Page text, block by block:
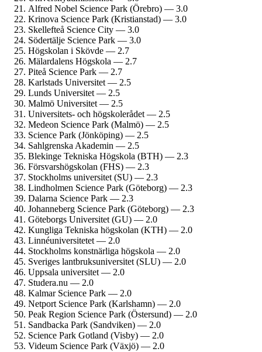
Alfred Nobel Science Park (Örebro) — 3.0
Krinova Science Park (Kristianstad) — 3.0
Skellefteå Science City — 3.0
Södertälje Science Park — 3.0
Högskolan i Skövde — 2.7
Mälardalens Högskola — 2.7
Piteå Science Park — 2.7
Karlstads Universitet — 2.5
Lunds Universitet — 2.5
Malmö Universitet — 2.5
Universitets- och högskolerådet — 2.5
Medeon Science Park (Malmö) — 2.5
Science Park (Jönköping) — 2.5
Sahlgrenska Akademin — 2.5
Blekinge Tekniska Högskola (BTH) — 2.3
Försvars­högskolan (FHS) — 2.3
Stockholms universitet (SU) — 2.3
Lindholmen Science Park (Göteborg) — 2.3
Dalarna Science Park — 2.3
Johanneberg Science Park (Göteborg) — 2.3
Göteborgs Universitet (GU) — 2.0
Kungliga Tekniska högskolan (KTH) — 2.0
Linné­universitetet — 2.0
Stockholms konstnärliga högskola — 2.0
Sveriges lantbruks­universitet (SLU) — 2.0
Uppsala universitet — 2.0
Studera.nu — 2.0
Kalmar Science Park — 2.0
Netport Science Park (Karlshamn) — 2.0
Peak Region Science Park (Östersund) — 2.0
Sandbacka Park (Sandviken) — 2.0
Science Park Gotland (Visby) — 2.0
Videum Science Park (Växjö) — 2.0